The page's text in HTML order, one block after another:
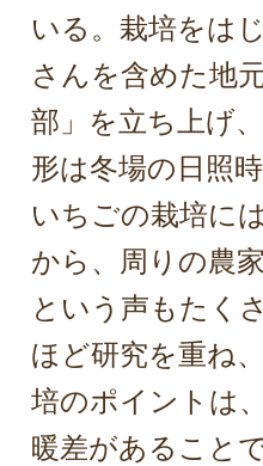
いる。栽培をは
さんを含めた地
部」を立ち上げ
形は冬場の日照
いちごの栽培に
から、周りの農
という声もたく
ほど研究を重ね
培のポイントは
暖差があること